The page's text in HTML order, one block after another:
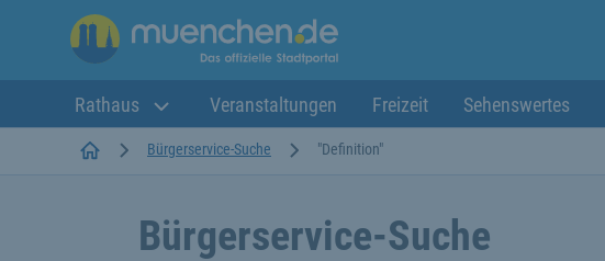
Rathaus Veranstaltungen Freizeit Sehenswertes
StartseiteBürgerservice-Suche "Definition"
Bürgerservice-Suche